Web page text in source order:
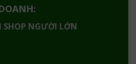
SHOP NGƯỜI LỚN